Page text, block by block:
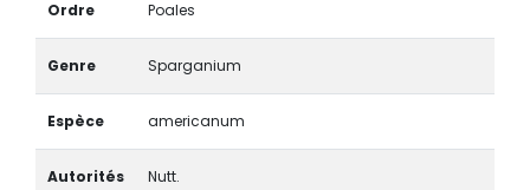
Ordre Poales
Genre Sparganium
Espèce americanum
Autorités
Nutt.